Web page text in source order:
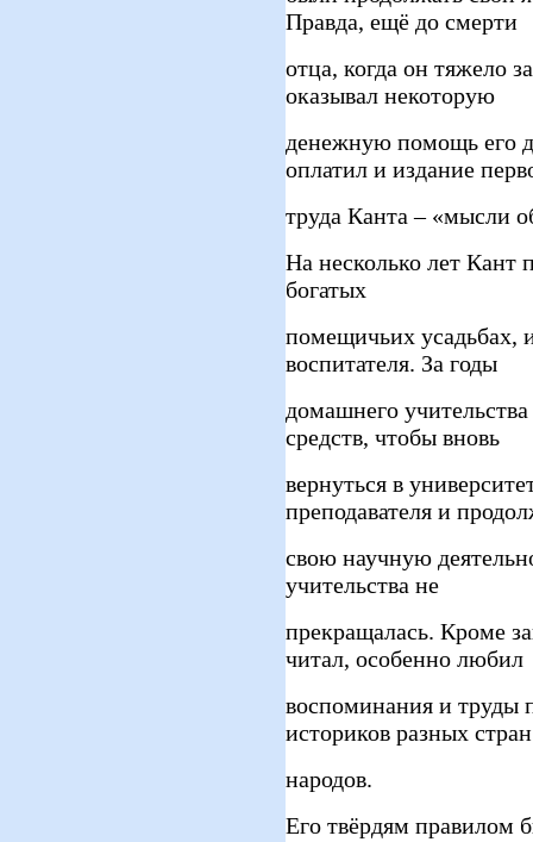
Правда, ещё до смерти
отца, когда он тяжело
оказывал некоторую
денежную помощь его
оплатил и издание
труда Канта – «мысли
На несколько лет Кант
богатых
помещичьих усадьбах,
воспитателя. За годы
домашнего
средств, чтобы вновь
вернуться в
преподавателя и
свою научную
учительства не
прекращалась. Кроме
читал, особенно любил
воспоминания и труды
историков разных
народов.
Его твёрдям правилом